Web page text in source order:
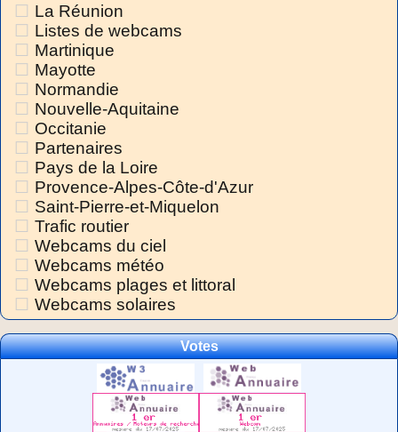
La Réunion
Listes de webcams
Martinique
Mayotte
Normandie
Nouvelle-Aquitaine
Occitanie
Partenaires
Pays de la Loire
Provence-Alpes-Côte-d'Azur
Saint-Pierre-et-Miquelon
Trafic routier
Webcams du ciel
Webcams météo
Webcams plages et littoral
Webcams solaires
Votes